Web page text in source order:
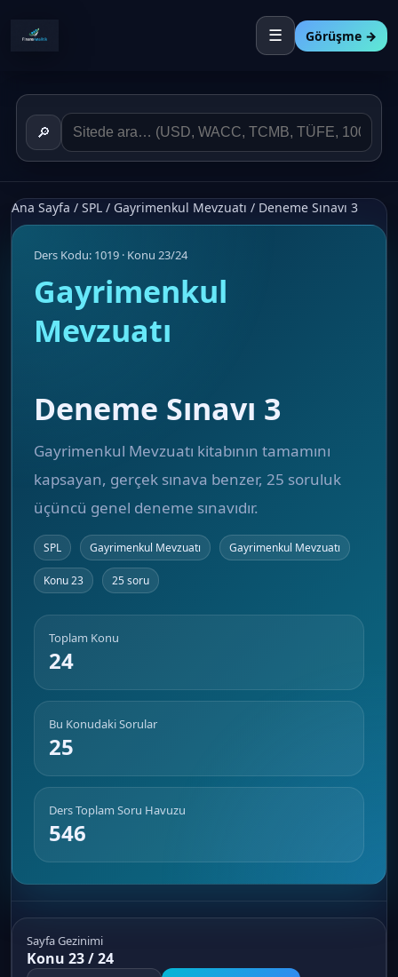
☰ Görüşme →
🔎
Ana Sayfa / SPL / Gayrimenkul Mevzuatı / Deneme Sınavı 3
Ders Kodu: 1019 · Konu 23/24
Gayrimenkul
Mevzuatı
Deneme Sınavı 3
Gayrimenkul Mevzuatı kitabının tamamını
kapsayan, gerçek sınava benzer, 25 soruluk
üçüncü genel deneme sınavıdır.
SPL Gayrimenkul Mevzuatı Gayrimenkul Mevzuatı
Konu 23 25 soru
Toplam Konu
24
Bu Konudaki Sorular
25
Ders Toplam Soru Havuzu
546
Sayfa Gezinimi
Konu 23 / 24